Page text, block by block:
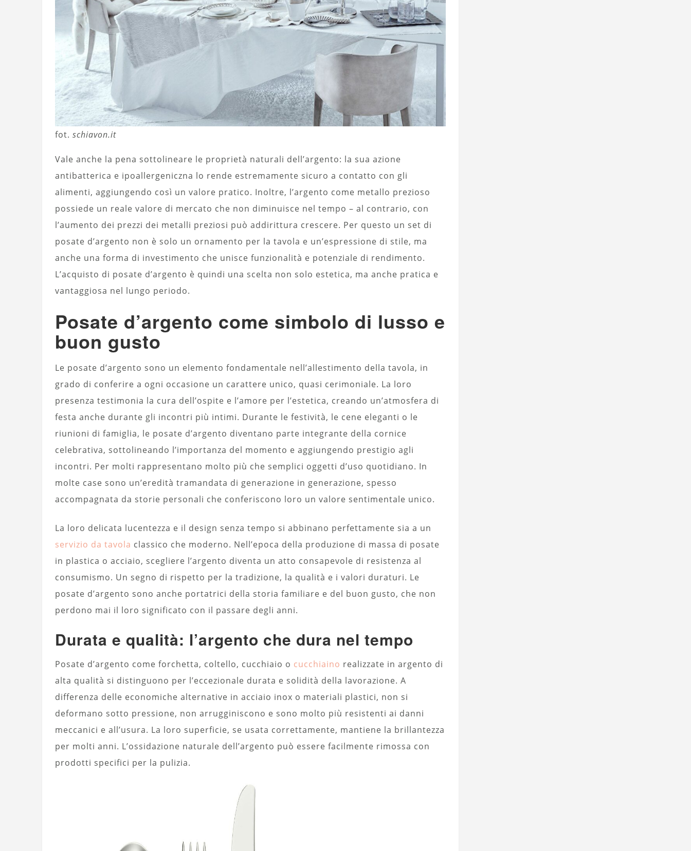
fot. schiavon.it
Vale anche la pena sottolineare le proprietà naturali dell’argento: la sua azione
antibatterica e ipoallergeniczna lo rende estremamente sicuro a contatto con gli
alimenti, aggiungendo così un valore pratico. Inoltre, l’argento come metallo prezioso
possiede un reale valore di mercato che non diminuisce nel tempo – al contrario, con
l’aumento dei prezzi dei metalli preziosi può addirittura crescere. Per questo un set di
posate d’argento non è solo un ornamento per la tavola e un’espressione di stile, ma
anche una forma di investimento che unisce funzionalità e potenziale di rendimento.
L’acquisto di posate d’argento è quindi una scelta non solo estetica, ma anche pratica e
vantaggiosa nel lungo periodo.
Posate d’argento come simbolo di lusso e
buon gusto
Le posate d’argento sono un elemento fondamentale nell’allestimento della tavola, in
grado di conferire a ogni occasione un carattere unico, quasi cerimoniale. La loro
presenza testimonia la cura dell’ospite e l’amore per l’estetica, creando un’atmosfera di
festa anche durante gli incontri più intimi. Durante le festività, le cene eleganti o le
riunioni di famiglia, le posate d’argento diventano parte integrante della cornice
celebrativa, sottolineando l’importanza del momento e aggiungendo prestigio agli
incontri. Per molti rappresentano molto più che semplici oggetti d’uso quotidiano. In
molte case sono un’eredità tramandata di generazione in generazione, spesso
accompagnata da storie personali che conferiscono loro un valore sentimentale unico.
La loro delicata lucentezza e il design senza tempo si abbinano perfettamente sia a un
servizio da tavola classico che moderno. Nell’epoca della produzione di massa di posate
in plastica o acciaio, scegliere l’argento diventa un atto consapevole di resistenza al
consumismo. Un segno di rispetto per la tradizione, la qualità e i valori duraturi. Le
posate d’argento sono anche portatrici della storia familiare e del buon gusto, che non
perdono mai il loro significato con il passare degli anni.
Durata e qualità: l’argento che dura nel tempo
Posate d’argento come forchetta, coltello, cucchiaio o cucchiaino realizzate in argento di
alta qualità si distinguono per l’eccezionale durata e solidità della lavorazione. A
differenza delle economiche alternative in acciaio inox o materiali plastici, non si
deformano sotto pressione, non arrugginiscono e sono molto più resistenti ai danni
meccanici e all’usura. La loro superficie, se usata correttamente, mantiene la brillantezza
per molti anni. L’ossidazione naturale dell’argento può essere facilmente rimossa con
prodotti specifici per la pulizia.